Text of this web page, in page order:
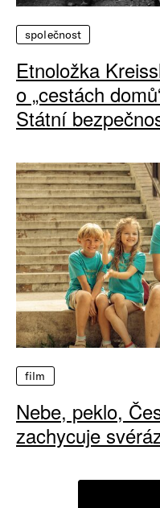
společnost
Etnoložka
o „cestách
Státní
film
Nebe, peklo,
zachycuje